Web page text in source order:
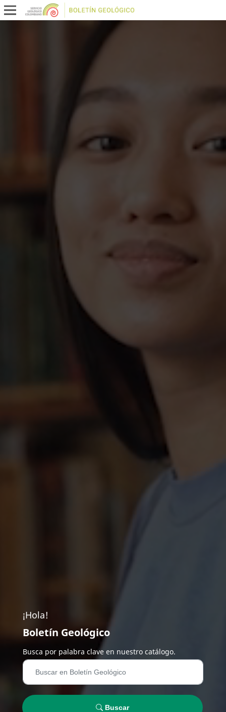
¡Hola!
Boletín Geológico
Busca por palabra clave en nuestro catálogo.
Buscar